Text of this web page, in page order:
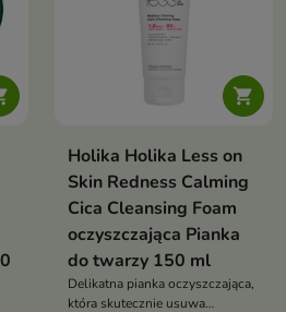

Holika Holika Less on
Skin Redness Calming
Cica Cleansing Foam
oczyszczająca Pianka
do twarzy 150 ml
Delikatna pianka oczyszczająca,
która skutecznie usuwa